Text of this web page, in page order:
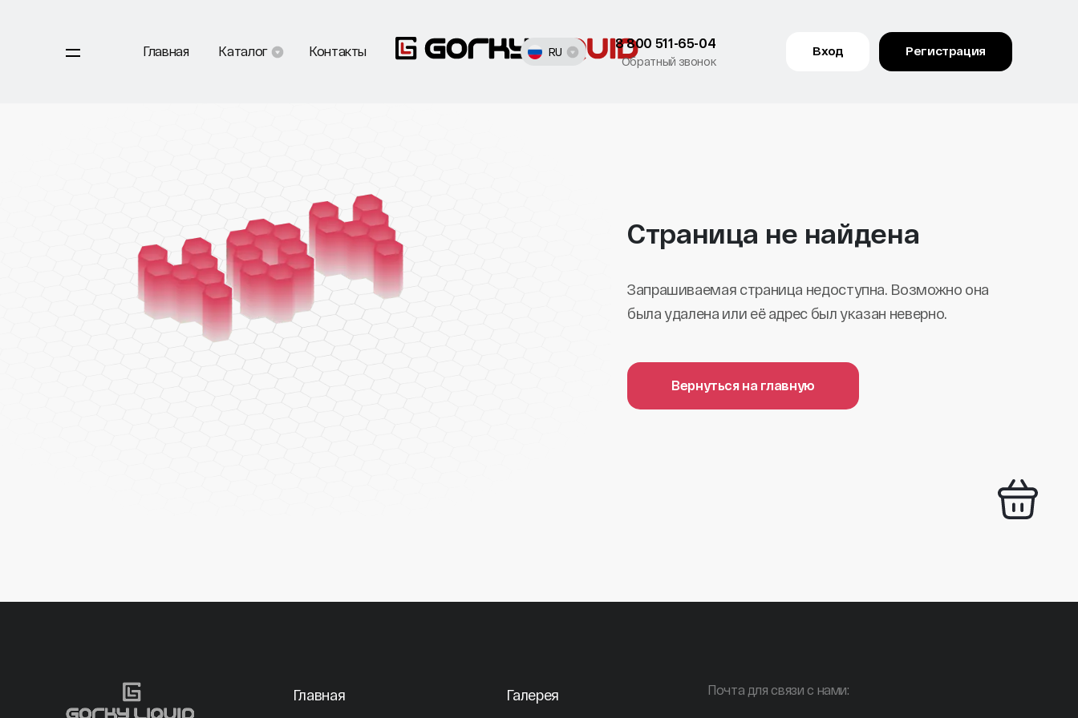
Главная Каталог Контакты RU
8 800 511-65-04
Обратный звонок
Вход Регистрация
Страница не найдена
Запрашиваемая страница недоступна. Возможно она
была удалена или её адрес был указан неверно.
Вернуться на главную
Главная
Галерея
Почта для связи с нами: